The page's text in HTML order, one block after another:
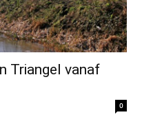
Triangel vanaf
0